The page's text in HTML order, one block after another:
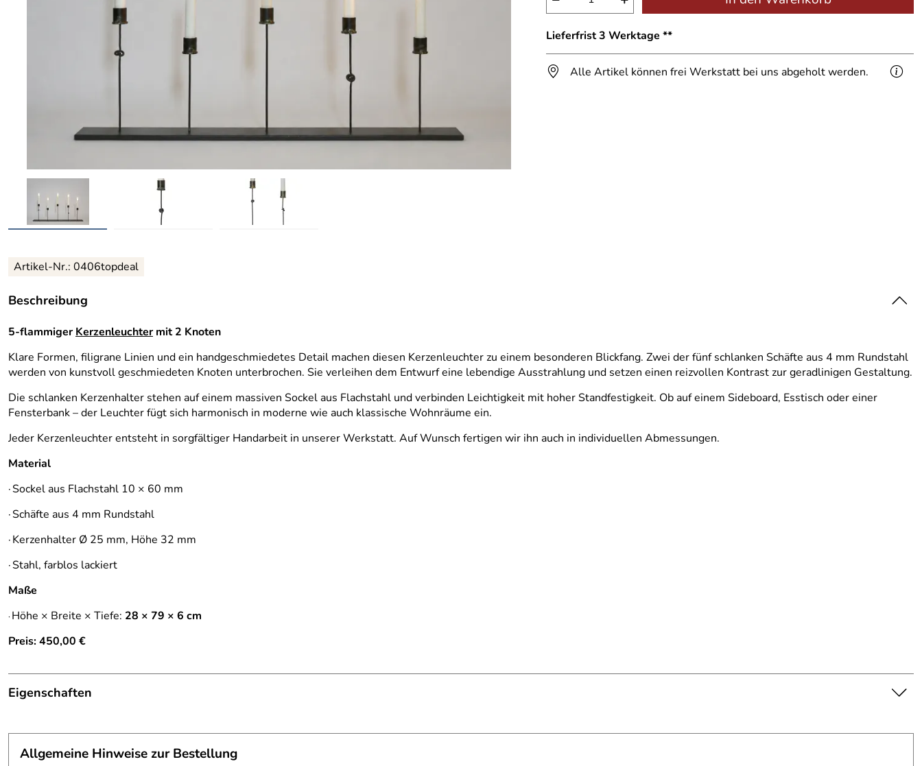
Lieferfrist 3 Werktage **
Alle Artikel können frei Werkstatt bei uns abgeholt werden.
Artikel-Nr.: 0406topdeal
Beschreibung
5-flammigerKerzenleuchtermit 2 Knoten
Klare Formen, filigrane Linien und ein handgeschmiedetes Detail machen diesen Kerzenleuchter zu einem besonderen Blickfang. Zwei der fünf schlanken Schäfte aus 4 mm Rundstahl
werden von kunstvoll geschmiedeten Knoten unterbrochen. Sie verleihen dem Entwurf eine lebendige Ausstrahlung und setzen einen reizvollen Kontrast zur geradlinigen Gestaltung.
Die schlanken Kerzenhalter stehen auf einem massiven Sockel aus Flachstahl und verbinden Leichtigkeit mit hoher Standfestigkeit. Ob auf einem Sideboard, Esstisch oder einer
Fensterbank – der Leuchter fügt sich harmonisch in moderne wie auch klassische Wohnräume ein.
Jeder Kerzenleuchter entsteht in sorgfältiger Handarbeit in unserer Werkstatt. Auf Wunsch fertigen wir ihn auch in individuellen Abmessungen.
Material
·Sockel aus Flachstahl 10 × 60 mm
·Schäfte aus 4 mm Rundstahl
·Kerzenhalter Ø 25 mm, Höhe 32 mm
·Stahl, farblos lackiert
Maße
·Höhe × Breite × Tiefe: 28 × 79 × 6 cm
Preis: 450,00 €
Eigenschaften
Anmerkung:
Lieferung ohne Kerzen
Allgemeine Hinweise zur Bestellung